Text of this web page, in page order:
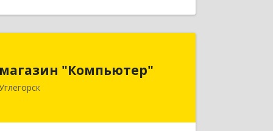
магазин "Компьютер"
694920, Сахалинская обл, Углегорский
р-н, Углегорск г, Победы ул, дом №